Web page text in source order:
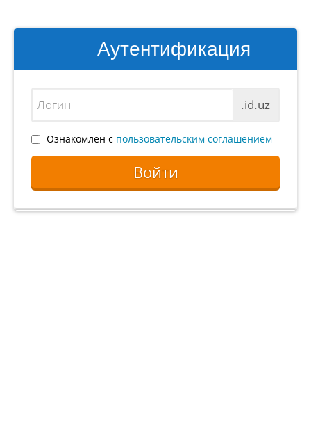
Аутентификация
.id.uz
Ознакомлен с пользовательским соглашением
Войти